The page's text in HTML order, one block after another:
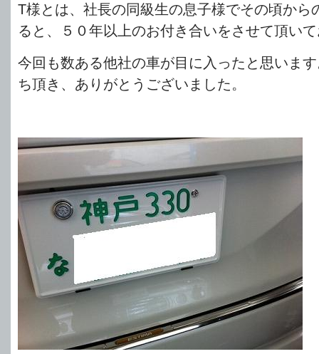
T様とは、社長の同級生の息子様でその頃から
ると、５０年以上のお付き合いをさせて頂い
今回も数ある他社の車が目に入ったと思いま
ち頂き、ありがとうございました。